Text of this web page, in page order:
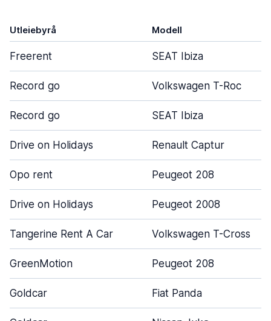
Utleiebyrå Modell
Freerent SEAT Ibiza
Record go Volkswagen T-Roc
Record go SEAT Ibiza
Drive on Holidays Renault Captur
Opo rent Peugeot 208
Drive on Holidays Peugeot 2008
Tangerine Rent A Car Volkswagen T-Cross
GreenMotion Peugeot 208
Goldcar Fiat Panda